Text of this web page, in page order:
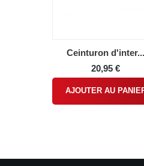
Ceinturon d'inter...
20,95 €
AJOUTER AU